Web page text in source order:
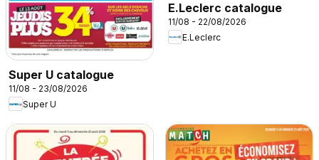
Super U catalogue
11/08 - 23/08/2026
Super U
E.Leclerc catalogue
11/08 - 22/08/2026
E.Leclerc